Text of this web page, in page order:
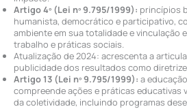
Artigo 4º (Lei nº 9.795/1999): princípios
humanista, democrático e participativo,
ambiente em sua totalidade e vinculação
trabalho e práticas sociais.
Atualização de 2024: acrescenta a
publicidade dos resultados como
Artigo 13 (Lei nº 9.795/1999): a
compreende ações e práticas educativas
da coletividade, incluindo programas